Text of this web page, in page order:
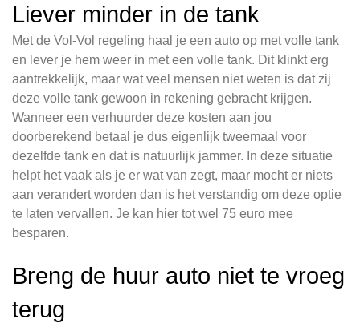
Liever minder in de tank
Met de Vol-Vol regeling haal je een auto op met volle tank
en lever je hem weer in met een volle tank. Dit klinkt erg
aantrekkelijk, maar wat veel mensen niet weten is dat zij
deze volle tank gewoon in rekening gebracht krijgen.
Wanneer een verhuurder deze kosten aan jou
doorberekend betaal je dus eigenlijk tweemaal voor
dezelfde tank en dat is natuurlijk jammer. In deze situatie
helpt het vaak als je er wat van zegt, maar mocht er niets
aan verandert worden dan is het verstandig om deze optie
te laten vervallen. Je kan hier tot wel 75 euro mee
besparen.
Breng de huur auto niet te vroeg
terug